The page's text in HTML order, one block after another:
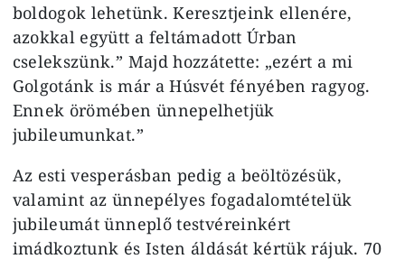
boldogok lehetünk. Keresztjeink ellenére,
azokkal együtt a feltámadott Úrban
cselekszünk.” Majd hozzátette: „ezért a mi
Golgotánk is már a Húsvét fényében ragyog.
Ennek örömében ünnepelhetjük
jubileumunkat.”
Az esti vesperásban pedig a beöltözésük,
valamint az ünnepélyes fogadalomtételük
jubileumát ünneplő testvéreinkért
imádkoztunk és Isten áldását kértük rájuk. 70